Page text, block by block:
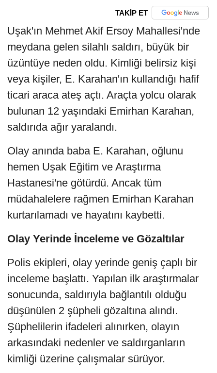
TAKİP ET
Uşak'ın Mehmet Akif Ersoy Mahallesi'nde
meydana gelen silahlı saldırı, büyük bir
üzüntüye neden oldu. Kimliği belirsiz kişi
veya kişiler, E. Karahan'ın kullandığı hafif
ticari araca ateş açtı. Araçta yolcu olarak
bulunan 12 yaşındaki Emirhan Karahan,
saldırıda ağır yaralandı.
Olay anında baba E. Karahan, oğlunu
hemen Uşak Eğitim ve Araştırma
Hastanesi'ne götürdü. Ancak tüm
müdahalelere rağmen Emirhan Karahan
kurtarılamadı ve hayatını kaybetti.
Olay Yerinde İnceleme ve Gözaltılar
Polis ekipleri, olay yerinde geniş çaplı bir
inceleme başlattı. Yapılan ilk araştırmalar
sonucunda, saldırıyla bağlantılı olduğu
düşünülen 2 şüpheli gözaltına alındı.
Şüphelilerin ifadeleri alınırken, olayın
arkasındaki nedenler ve saldırganların
kimliği üzerine çalışmalar sürüyor.